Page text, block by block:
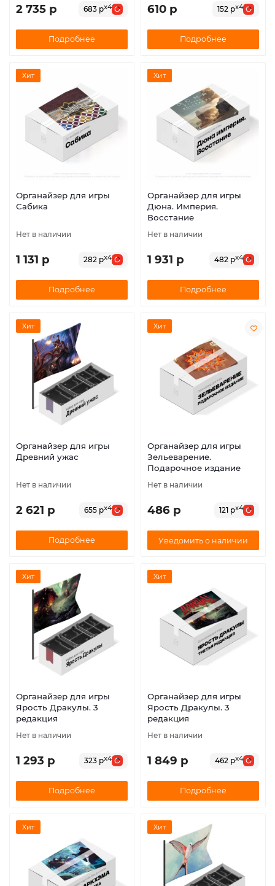
2 735 р 683 рx4
Подробнее
610 р 152 рx4
Подробнее
Хит
Органайзер для игры
Сабика
Нет в наличии
1 131 р 282 рx4
Подробнее
Хит
Органайзер для игры
Дюна. Империя.
Восстание
Нет в наличии
1 931 р 482 рx4
Подробнее
Хит
Органайзер для игры
Древний ужас
Нет в наличии
2 621 р 655 рx4
Подробнее
Хит
Органайзер для игры
Зельеварение.
Подарочное издание
Нет в наличии
486 р 121 рx4
Уведомить о наличии
Хит
Органайзер для игры
Ярость Дракулы. 3
редакция
Нет в наличии
1 293 р 323 рx4
Подробнее
Хит
Органайзер для игры
Ярость Дракулы. 3
редакция
Нет в наличии
1 849 р 462 рx4
Подробнее
Хит Хит